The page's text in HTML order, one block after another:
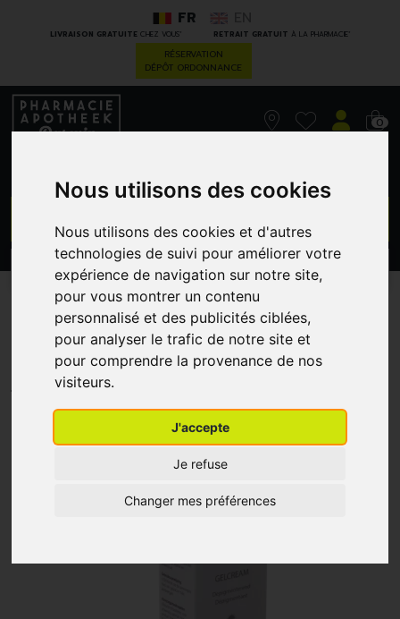
Nous utilisons des cookies
Nous utilisons des cookies et d'autres
technologies de suivi pour améliorer votre
expérience de navigation sur notre site,
pour vous montrer un contenu
personnalisé et des publicités ciblées,
pour analyser le trafic de notre site et
pour comprendre la provenance de nos
visiteurs.
J'accepte
Je refuse
Changer mes préférences
LIVRAISON GRATUITECHEZ VOUS* RETRAIT GRATUIT À LA PHARMACIE*
FR
RÉSERVATION
DÉPÔT ORDONNANCE
0
CATÉGORIES PROMOS
Neoretin Discrom Spf50
Crm 40
HDP MEDICAL